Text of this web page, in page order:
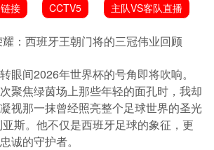
接 CCTV5 主队VS客队直播
：西班牙王朝门将的三冠伟业回顾
眼间2026年世界杯的号角即将吹响。
聚焦绿茵场上那些年轻的面孔时，我却
视那一抹曾经照亮整个足球世界的圣光
斯。他不仅是西班牙足球的象征，更
诚的守护者。